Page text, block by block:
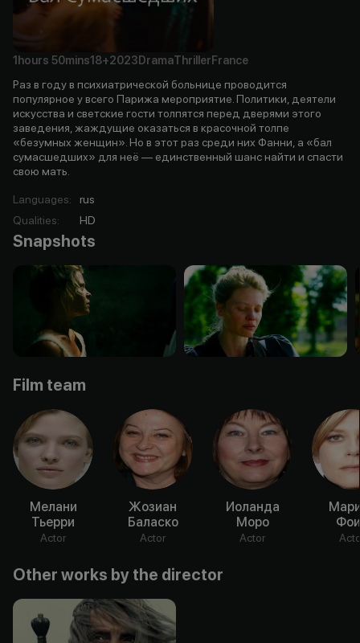
1hours 50mins18+2023 DramaThriller France
Раз в году в психиатрической больнице проводится
популярное у всего Парижа мероприятие. Политики, деятели
искусства и светские гости толпятся перед дверями этого
заведения, жаждущие оказаться в красочной толпе
«безумных женщин». Но в этот раз среди них Фанни, а «бал
сумасшедших» для неё — единственный шанс найти и спасти
свою мать.
Languages:
rus
Qualities: HD
Snapshots
Film team
Мелани
Тьерри
Actor
Жозиан
Баласко
Actor
Иоланда
Моро
Actor
Other works by the director